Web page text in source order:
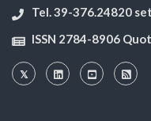
Tel. 39-376.24820
ISSN 2784-8906